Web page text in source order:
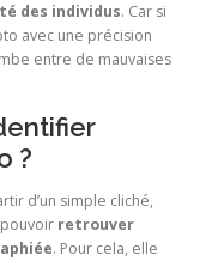
des individus. Car si
avec une précision
entre de mauvaises
?
d’un simple cliché,
retrouver
. Pour cela, elle